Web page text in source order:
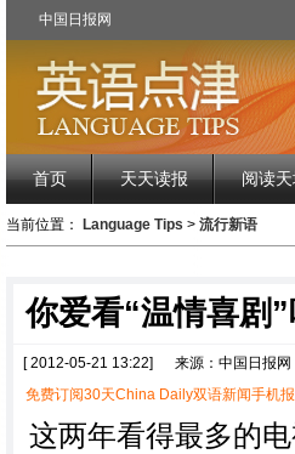
中国日报网
首页 天天读报 阅读
当前位置： Language Tips > 流行新语
你爱看“温情喜剧”
[ 2012-05-21 13:22]
来源：中国日报网
免费订阅30天China Daily双语新闻手机
这两年看得最多的